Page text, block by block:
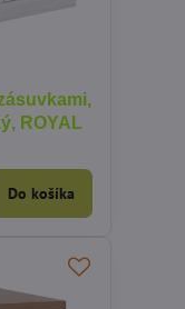
ROYAL
Do košíka